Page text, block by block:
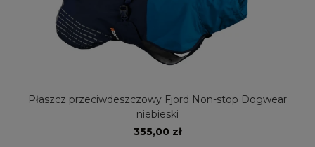
Płaszcz przeciwdeszczowy Fjord Non-stop Dogwear
niebieski
355,00 zł